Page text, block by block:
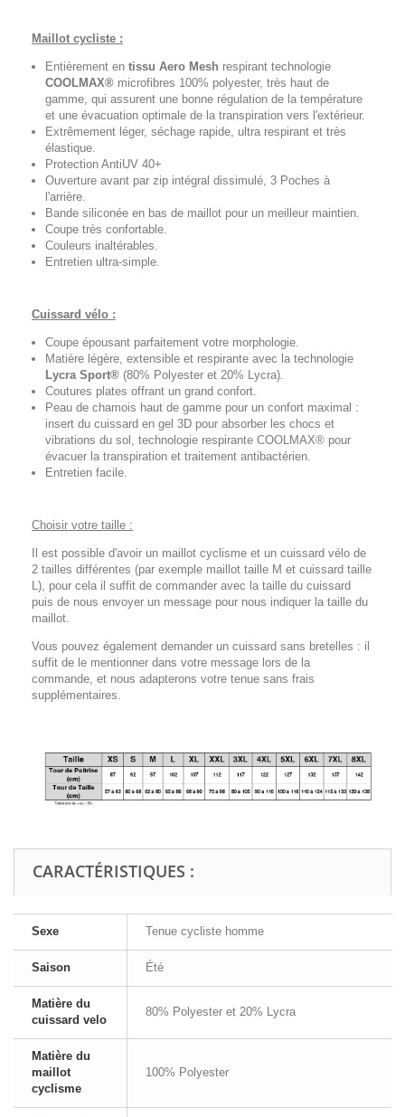
Maillot cycliste :
Entièrement en tissu Aero Mesh respirant technologie
COOLMAX® microfibres 100% polyester, très haut de
gamme, qui assurent une bonne régulation de la température
et une évacuation optimale de la transpiration vers l'extérieur.
Extrêmement léger, séchage rapide, ultra respirant et très
élastique.
Protection AntiUV 40+
Ouverture avant par zip intégral dissimulé, 3 Poches à
l'arrière.
Bande siliconée en bas de maillot pour un meilleur maintien.
Coupe très confortable.
Couleurs inaltérables.
Entretien ultra-simple.
Cuissard vélo :
Coupe épousant parfaitement votre morphologie.
Matière légère, extensible et respirante avec la technologie
Lycra Sport® (80% Polyester et 20% Lycra).
Coutures plates offrant un grand confort.
Peau de chamois haut de gamme pour un confort maximal :
insert du cuissard en gel 3D pour absorber les chocs et
vibrations du sol, technologie respirante COOLMAX® pour
évacuer la transpiration et traitement antibactérien.
Entretien facile.
Choisir votre taille :
Il est possible d'avoir un maillot cyclisme et un cuissard vélo de
2 tailles différentes (par exemple maillot taille M et cuissard taille
L), pour cela il suffit de commander avec la taille du cuissard
puis de nous envoyer un message pour nous indiquer la taille du
maillot.
Vous pouvez également demander un cuissard sans bretelles : il
suffit de le mentionner dans votre message lors de la
commande, et nous adapterons votre tenue sans frais
supplémentaires.
CARACTÉRISTIQUES :
Sexe Tenue cycliste homme
Saison Été
Matière du
cuissard velo
80% Polyester et 20% Lycra
Matière du
maillot
cyclisme
100% Polyester